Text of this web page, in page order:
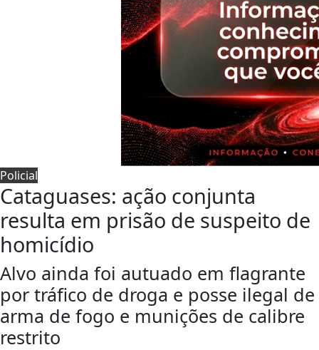
Policial
Cataguases: ação conjunta
resulta em prisão de suspeito de
homicídio
Alvo ainda foi autuado em flagrante
por tráfico de droga e posse ilegal de
arma de fogo e munições de calibre
restrito